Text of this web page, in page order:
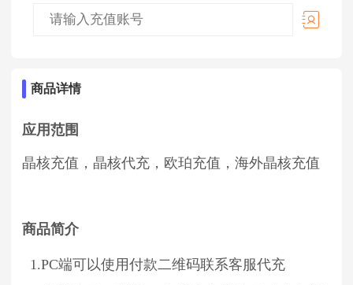
商品详情
应用范围
晶核充值，晶核代充，欧珀充值，海外晶核充值
商品简介
1.PC端可以使用付款二维码联系客服代充